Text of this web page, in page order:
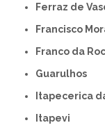
Ferraz de
Francisco
Franco da
Guarulhos
Itapecerica
Itapevi